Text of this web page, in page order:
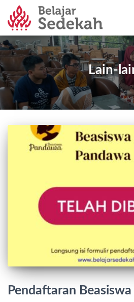
Lain-
Pendaftaran